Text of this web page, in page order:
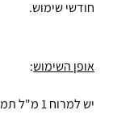
חודשי שימוש.
אופן השימוש:
יש למרוח